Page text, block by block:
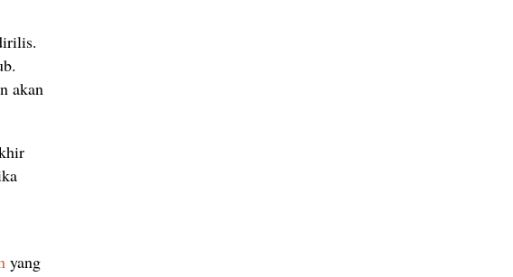
akan
yang